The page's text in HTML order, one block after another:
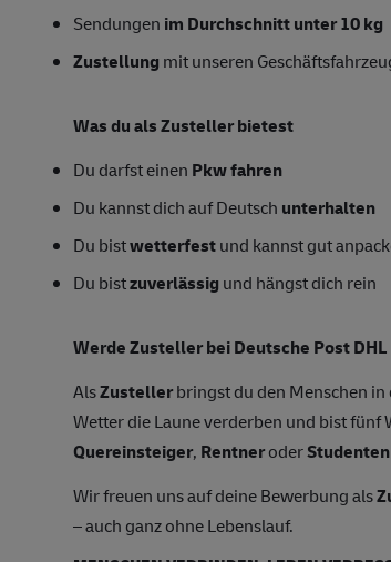
Sendungen im Durchschnitt unter 10 kg
Zustellung mit unseren
Was du als Zusteller bietest
Du darfst einen Pkw fahren
Du kannst dich auf Deutsch unterhalten
Du bistwetterfestund kannst gut
Du bistzuverlässig und hängst dich rein
WerdeZustellerbei Deutsche Post DHL
AlsZustellerbringst du den Menschen
Wetter die Laune verderben und bist
Quereinsteiger, RentneroderStudenten
Wir freuen uns auf deine Bewerbung als
– auch ganz ohne Lebenslauf.